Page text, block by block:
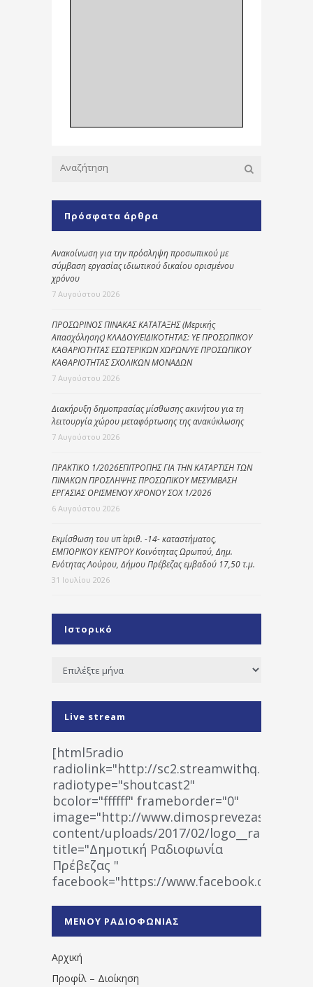
Πρόσφατα άρθρα
Ανακοίνωση για την πρόσληψη προσωπικού με
σύμβαση εργασίας ιδιωτικού δικαίου ορισμένου
χρόνου
7 Αυγούστου 2026
ΠΡΟΣΩΡΙΝΟΣ ΠΙΝΑΚΑΣ ΚΑΤΑΤΑΞΗΣ (Μερικής
Απασχόλησης) ΚΛΑΔΟΥ/ΕΙΔΙΚΟΤΗΤΑΣ: ΥΕ ΠΡΟΣΩΠΙΚΟΥ
ΚΑΘΑΡΙΟΤΗΤΑΣ ΕΣΩΤΕΡΙΚΩΝ ΧΩΡΩΝ/ΥΕ ΠΡΟΣΩΠΙΚΟΥ
ΚΑΘΑΡΙΟΤΗΤΑΣ ΣΧΟΛΙΚΩΝ ΜΟΝΑΔΩΝ
7 Αυγούστου 2026
Διακήρυξη δημοπρασίας μίσθωσης ακινήτου για τη
λειτουργία χώρου μεταφόρτωσης της ανακύκλωσης
7 Αυγούστου 2026
ΠΡΑΚΤΙΚΟ 1/2026ΕΠΙΤΡΟΠΗΣ ΓΙΑ ΤΗΝ ΚΑΤΑΡΤΙΣΗ ΤΩΝ
ΠΙΝΑΚΩΝ ΠΡΟΣΛΗΨΗΣ ΠΡΟΣΩΠΙΚΟΥ ΜΕΣΥΜΒΑΣΗ
ΕΡΓΑΣΙΑΣ ΟΡΙΣΜΕΝΟΥ ΧΡΟΝΟΥ ΣΟΧ 1/2026
6 Αυγούστου 2026
Εκμίσθωση του υπ΄ αριθ. -14- καταστήματος,
ΕΜΠΟΡΙΚΟΥ ΚΕΝΤΡΟΥ Κοινότητας Ωρωπού, Δημ.
Ενότητας Λούρου, Δήμου Πρέβεζας εμβαδού 17,50 τ.μ.
31 Ιουλίου 2026
Ιστορικό
Ιστορικό
Live stream
[html5radio
radiolink="http://
radiotype="shoutcast2"
bcolor="ffffff" frameborder="0"
image="http://www.dimosprevezas.gr/wp-
content/uploads/2017/02/
title="Δημοτική Ραδιοφωνία
Πρέβεζας "
facebook="https://www.facebook.com/
1531194763766854/" artist="" ]
ΜΕΝΟΥ ΡΑΔΙΟΦΩΝΙΑΣ
Αρχική
Προφίλ – Διοίκηση